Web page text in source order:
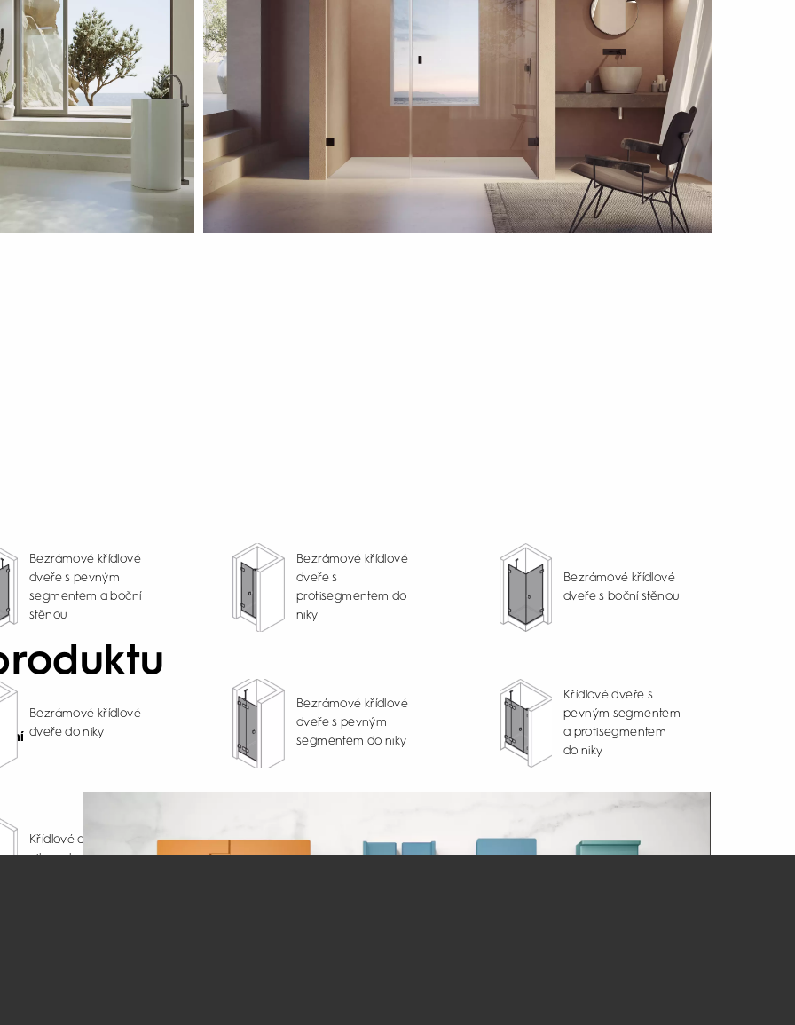
Bezrámové křídlové
dveře s pevným
segmentem a boční
stěnou
Bezrámové křídlové
dveře s
protisegmentem do
niky
Bezrámové křídlové
dveře s boční stěnou
Bezrámové křídlové
dveře do niky
Bezrámové křídlové
dveře s pevným
segmentem do niky
Křídlové dveře s
pevným segmentem
a protisegmentem
do niky
Křídlové dveře do
niky nebo pro boční
pevným segmentem
Částečně
orámované křídlové
dveře s pevným